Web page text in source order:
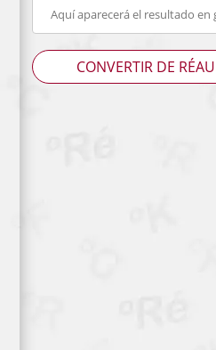
CONVERTIR DE